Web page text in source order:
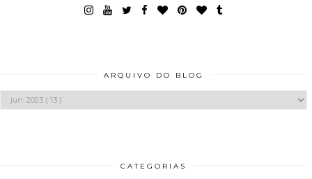
ARQUIVO DO BLOG
CATEGORIAS